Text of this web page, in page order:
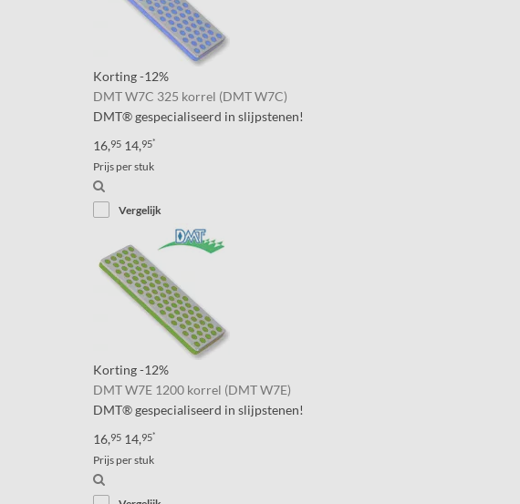
Korting-12%
DMT W7C 325 korrel (DMT W7C)
DMT® gespecialiseerd in slijpstenen!
16,95 14,95*
Prijs per stuk
Vergelijk
Korting-12%
DMT W7E 1200 korrel (DMT W7E)
DMT® gespecialiseerd in slijpstenen!
16,95 14,95*
Prijs per stuk